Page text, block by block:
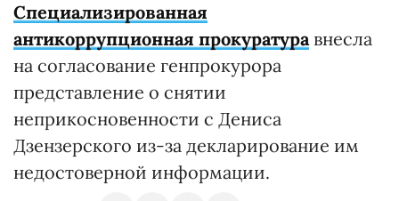
Специализированная
антикоррупционная прокуратуравнесла
на согласование генпрокурора
представление о снятии
неприкосновенности с Дениса
Дзензерского из-за декларирование им
недостоверной информации.